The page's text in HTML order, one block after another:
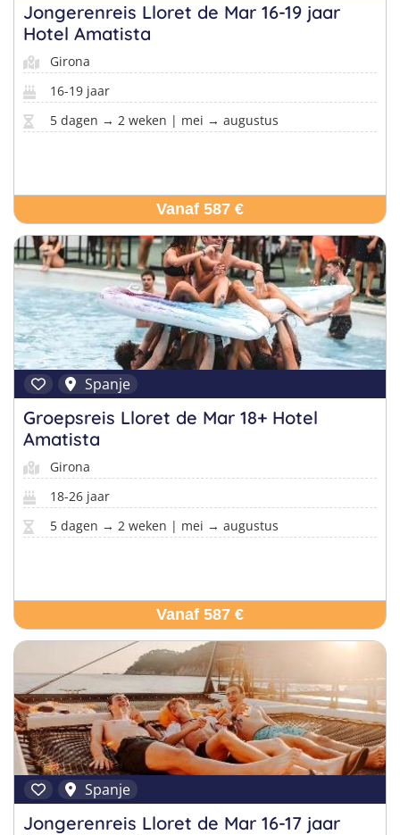
Jongerenreis Lloret de Mar 16-19 jaar
Hotel Amatista
Girona
16-19 jaar
5 dagen → 2 weken | mei → augustus
Vanaf 587 €
Spanje
Groepsreis Lloret de Mar 18+ Hotel
Amatista
Girona
18-26 jaar
5 dagen → 2 weken | mei → augustus
Vanaf 587 €
Spanje
Jongerenreis Lloret de Mar 16-17 jaar